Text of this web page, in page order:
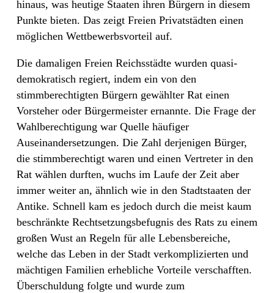
hinaus, was heutige Staaten ihren Bürgern in diesem
Punkte bieten. Das zeigt Freien Privatstädten einen
möglichen Wettbewerbsvorteil auf.
Die damaligen Freien Reichsstädte wurden quasi-
demokratisch regiert, indem ein von den
stimmberechtigten Bürgern gewählter Rat einen
Vorsteher oder Bürgermeister ernannte. Die Frage der
Wahlberechtigung war Quelle häufiger
Auseinandersetzungen. Die Zahl derjenigen Bürger,
die stimmberechtigt waren und einen Vertreter in den
Rat wählen durften, wuchs im Laufe der Zeit aber
immer weiter an, ähnlich wie in den Stadtstaaten der
Antike. Schnell kam es jedoch durch die meist kaum
beschränkte Rechtsetzungsbefugnis des Rats zu einem
großen Wust an Regeln für alle Lebensbereiche,
welche das Leben in der Stadt verkomplizierten und
mächtigen Familien erhebliche Vorteile verschafften.
Überschuldung folgte und wurde zum